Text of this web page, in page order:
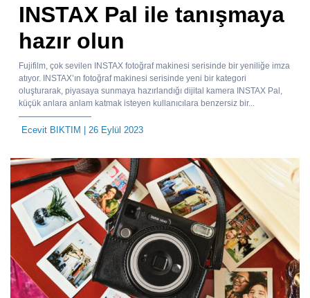
INSTAX Pal ile tanışmaya
hazır olun
Fujifilm, çok sevilen INSTAX fotoğraf makinesi serisinde bir yeniliğe imza
atıyor. INSTAX’ın fotoğraf makinesi serisinde yeni bir kategori
oluşturarak, piyasaya sunmaya hazırlandığı dijital kamera INSTAX Pal,
küçük anlara anlam katmak isteyen kullanıcılara benzersiz bir...
Ecevit BIKTIM | 26 Eylül 2023